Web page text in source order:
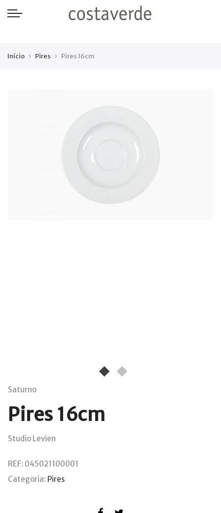
Início Pires Pires 16cm
Saturno
Pires 16cm
Studio Levien
REF: 045021100001
Categoria: Pires